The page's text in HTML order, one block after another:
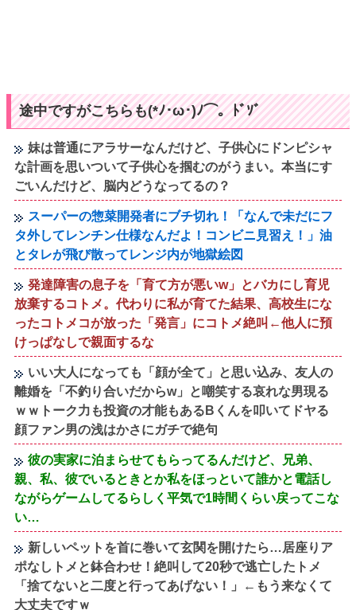
途中ですがこちらも(*ﾉ･ω･)ﾉ⌒。ﾄﾞｿﾞ
妹は普通にアラサーなんだけど、子供心にドンピシャ
な計画を思いついて子供心を掴むのがうまい。本当にす
ごいんだけど、脳内どうなってるの？
スーパーの惣菜開発者にブチ切れ！「なんで未だにフ
タ外してレンチン仕様なんだよ！コンビニ見習え！」油
とタレが飛び散ってレンジ内が地獄絵図
発達障害の息子を「育て方が悪いw」とバカにし育児
放棄するコトメ。代わりに私が育てた結果、高校生にな
ったコトメコが放った「発言」にコトメ絶叫←他人に預
けっぱなしで親面するな
いい大人になっても「顔が全て」と思い込み、友人の
離婚を「不釣り合いだからw」と嘲笑する哀れな男現る
ｗｗトーク力も投資の才能もあるBくんを叩いてドヤる
顔ファン男の浅はかさにガチで絶句
彼の実家に泊まらせてもらってるんだけど、兄弟、
親、私、彼でいるときとか私をほっといて誰かと電話し
ながらゲームしてるらしく平気で1時間くらい戻ってこな
い…
新しいペットを首に巻いて玄関を開けたら…居座りア
ポなしトメと鉢合わせ！絶叫して20秒で逃亡したトメ
「捨てないと二度と行ってあげない！」←もう来なくて
大丈夫ですｗ